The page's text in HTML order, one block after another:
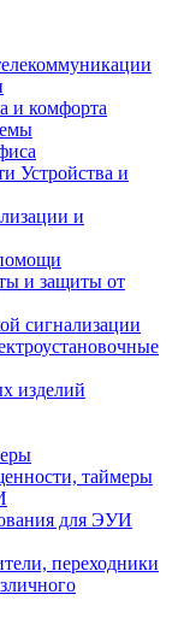
и комфорта
Устройства и
и
и защиты от
сигнализации
изделий
таймеры
для ЭУИ
переходники